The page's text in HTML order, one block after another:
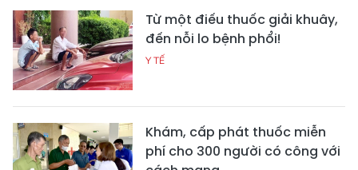
Từ một điếu thuốc giải khuây,
đến nỗi lo bệnh phổi!
Y TẾ
Khám, cấp phát thuốc miễn
phí cho 300 người có công với